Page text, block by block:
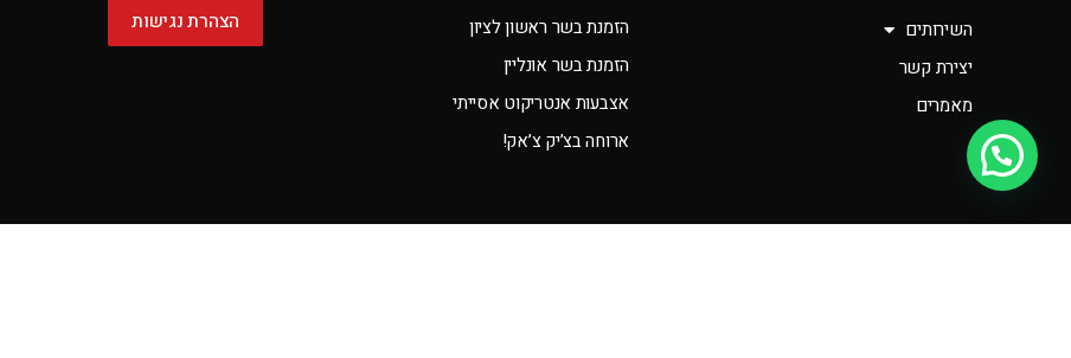
השירותים
יצירת קשר
מאמרים
הזמנת בשר ראשון לציון
הזמנת בשר אונליין
אצבעות אנטריקוט אסייתי
ארוחה בצ’יק צ’אק!
הצהרת נגישות